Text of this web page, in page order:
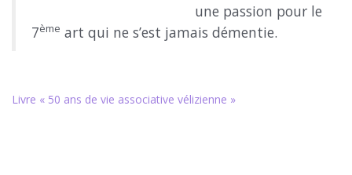
une passion pour le
7ème art qui ne s’est jamais démentie.
Livre « 50 ans de vie associative vélizienne »